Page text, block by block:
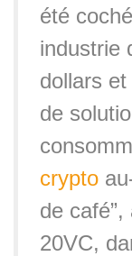
été
industrie
dollars et
de
crypto
de
20VC,